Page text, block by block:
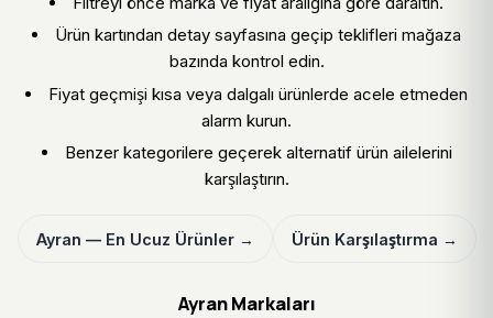
Ürün kartından detay sayfasına geçip teklifleri mağaza
bazında kontrol edin.
Fiyat geçmişi kısa veya dalgalı ürünlerde acele etmeden
alarm kurun.
Benzer kategorilere geçerek alternatif ürün ailelerini
karşılaştırın.
Ayran — En Ucuz Ürünler → Ürün Karşılaştırma →
Ayran Markaları